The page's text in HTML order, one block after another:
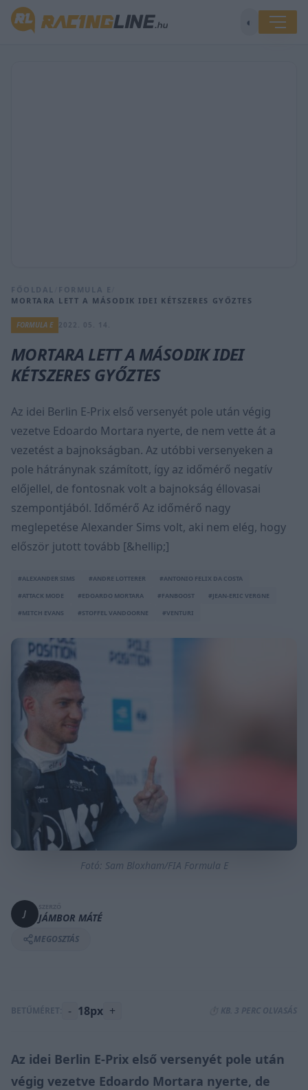
◐
FŐOLDAL FORMULA E
MORTARA LETT A MÁSODIK IDEI KÉTSZERES GYŐZTES
FORMULA E
MORTARA LETT A MÁSODIK IDEI
KÉTSZERES GYŐZTES
Az idei Berlin E-Prix első versenyét pole után végig
vezetve Edoardo Mortara nyerte, de nem vette át a
vezetést a bajnokságban. Az utóbbi versenyeken a
pole hátránynak számított, így az időmérő negatív
előjellel, de fontosnak volt a bajnokság éllovasai
szempontjából. Időmérő Az időmérő nagy
meglepetése Alexander Sims volt, aki nem elég, hogy
először jutott tovább [&hellip;]
#ALEXANDER SIMS #ANDRE LOTTERER
#ANTONIO FELIX DA COSTA
#ATTACK MODE
#EDOARDO MORTARA #FANBOOST
#JEAN-ERIC VERGNE
#MITCH EVANS
#STOFFEL VANDOORNE #VENTURI
Fotó: Sam Bloxham/FIA Formula E
J JÁMBOR MÁTÉ
MEGOSZTÁS
BETŰMÉRET: - 18px + ⏱️ KB. 3 PERC OLVASÁS
Az idei Berlin E-Prix első versenyét pole után
végig vezetve Edoardo Mortara nyerte, de